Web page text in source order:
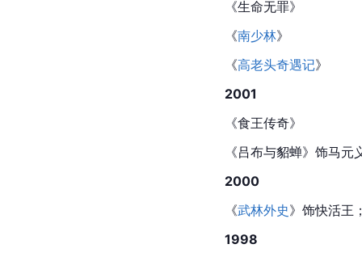
《生命无罪》
《南少林》
《高老头奇遇记》
2001
《食王传奇》
《吕布与貂蝉》饰马元
2000
《武林外史》饰快活王
1998